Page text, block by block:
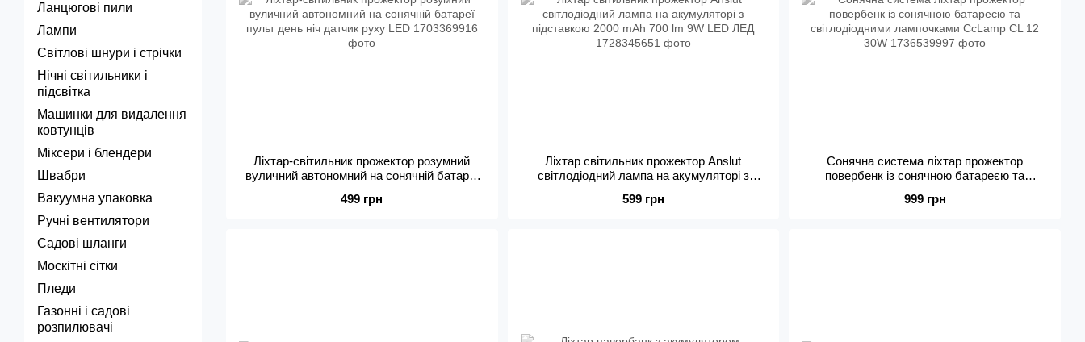
Ліхтар-світильник прожектор розумний
вуличний автономний на сонячній батареї
499 грн
Ліхтар світильник прожектор Anslut
світлодіодний лампа на акумуляторі з
599 грн
Сонячна система ліхтар прожектор
повербенк із сонячною батареєю та
30W
999 грн
Ланцюгові пили
Лампи
Світлові шнури і стрічки
Нічні світильники і
підсвітка
Машинки для видалення
ковтунців
Міксери і блендери
Швабри
Вакуумна упаковка
Ручні вентилятори
Садові шланги
Москітні сітки
Пледи
Газонні і садові
розпилювачі